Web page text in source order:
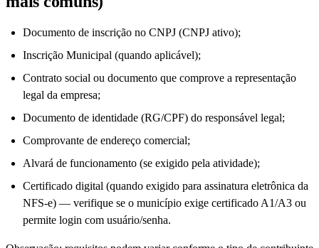
Documento de inscrição no CNPJ (CNPJ ativo);
Inscrição Municipal (quando aplicável);
Contrato social ou documento que comprove a representação
legal da empresa;
Documento de identidade (RG/CPF) do responsável legal;
Comprovante de endereço comercial;
Alvará de funcionamento (se exigido pela atividade);
Certificado digital (quando exigido para assinatura eletrônica da
NFS-e) — verifique se o município exige certificado A1/A3 ou
permite login com usuário/senha.